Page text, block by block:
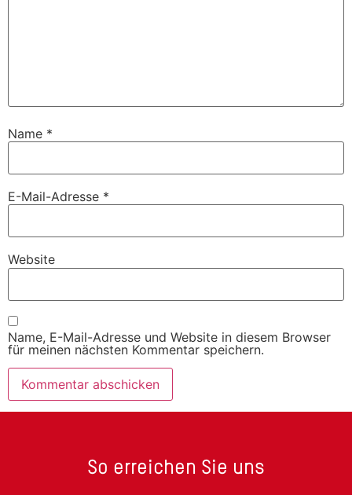
Name *
E-Mail-Adresse *
Website
Name, E-Mail-Adresse und Website in diesem Browser
für meinen nächsten Kommentar speichern.
So erreichen Sie uns